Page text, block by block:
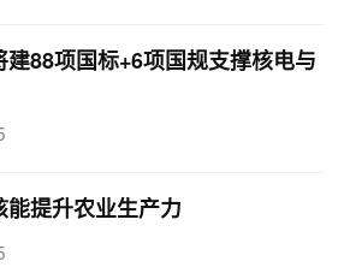
88项国标+6项国规支撑核电与
能提升农业生产力